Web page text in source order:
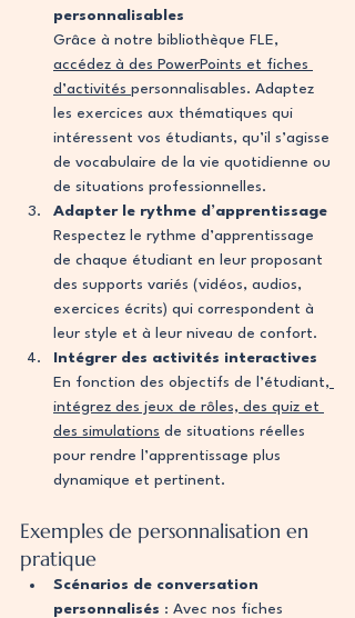
personnalisables
Grâce à notre bibliothèque FLE,
accédez à des PowerPoints et fiches
d’activités personnalisables. Adaptez
les exercices aux thématiques qui
intéressent vos étudiants, qu’il s’agisse
de vocabulaire de la vie quotidienne ou
de situations professionnelles.
Adapter le rythme d’apprentissage
Respectez le rythme d’apprentissage
de chaque étudiant en leur proposant
des supports variés (vidéos, audios,
exercices écrits) qui correspondent à
leur style et à leur niveau de confort.
Intégrer des activités interactives
En fonction des objectifs de l’étudiant,
intégrez des jeux de rôles, des quiz et
des simulations de situations réelles
pour rendre l’apprentissage plus
dynamique et pertinent.
Exemples de personnalisation en
pratique
Scénarios de conversation
personnalisés : Avec nos fiches